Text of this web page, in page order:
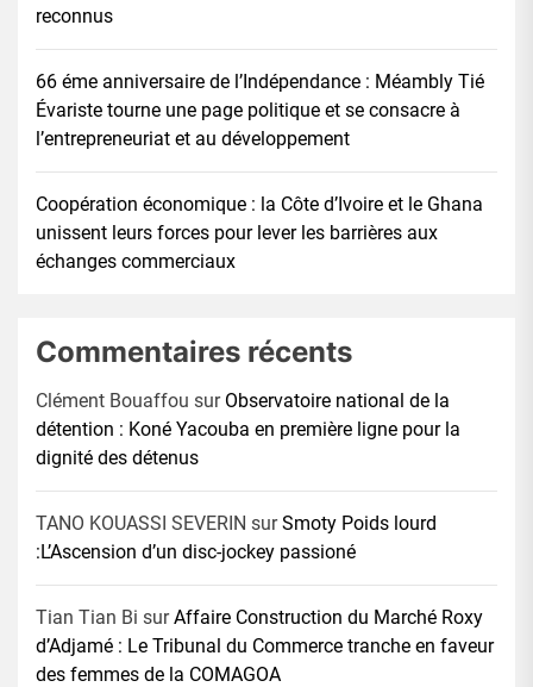
reconnus
66 éme anniversaire de l’Indépendance : Méambly Tié
Évariste tourne une page politique et se consacre à
l’entrepreneuriat et au développement
Coopération économique : la Côte d’Ivoire et le Ghana
unissent leurs forces pour lever les barrières aux
échanges commerciaux
Commentaires récents
Clément Bouaffou sur Observatoire national de la
détention : Koné Yacouba en première ligne pour la
dignité des détenus
TANO KOUASSI SEVERIN surSmoty Poids lourd
:L’Ascension d’un disc-jockey passioné
Tian Tian Bi surAffaire Construction du Marché Roxy
d’Adjamé : Le Tribunal du Commerce tranche en faveur
des femmes de la COMAGOA